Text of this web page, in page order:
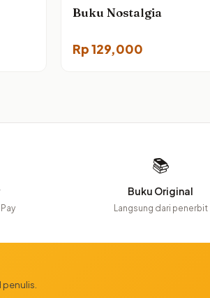
Buku Nostalgia
Rp129,000
📚
Buku Original
Langsung dari penerbit